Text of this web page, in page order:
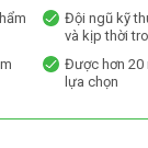
Đội ngũ kỹ
và kịp thời
Được hơn 20
lựa chọn